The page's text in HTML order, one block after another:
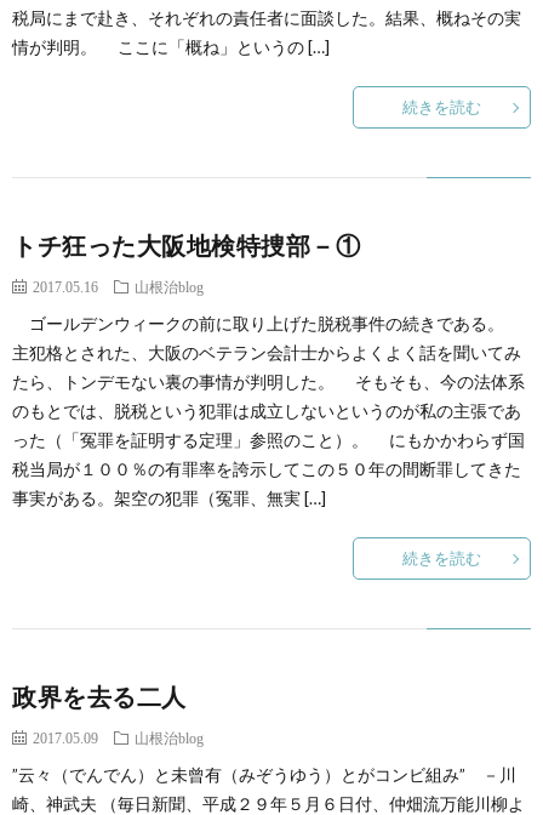
税局にまで赴き、それぞれの責任者に面談した。結果、概ねその実
情が判明。 ここに「概ね」というの […]
続きを読む
トチ狂った大阪地検特捜部－①
2017.05.16 山根治blog
ゴールデンウィークの前に取り上げた脱税事件の続きである。
主犯格とされた、大阪のベテラン会計士からよくよく話を聞いてみ
たら、トンデモない裏の事情が判明した。 そもそも、今の法体系
のもとでは、脱税という犯罪は成立しないというのが私の主張であ
った（「冤罪を証明する定理」参照のこと）。 にもかかわらず国
税当局が１００％の有罪率を誇示してこの５０年の間断罪してきた
事実がある。架空の犯罪（冤罪、無実 […]
続きを読む
政界を去る二人
2017.05.09 山根治blog
”云々（でんでん）と未曾有（みぞうゆう）とがコンビ組み” －川
崎、神武夫 （毎日新聞、平成２９年５月６日付、仲畑流万能川柳よ